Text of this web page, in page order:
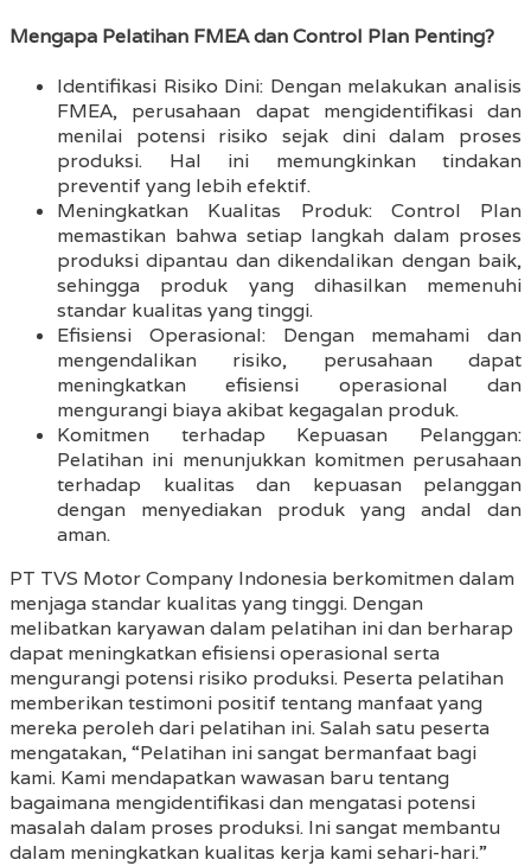
Mengapa Pelatihan FMEA dan Control Plan Penting?
Identifikasi Risiko Dini: Dengan melakukan analisis
FMEA, perusahaan dapat mengidentifikasi dan
menilai potensi risiko sejak dini dalam proses
produksi. Hal ini memungkinkan tindakan
preventif yang lebih efektif.
Meningkatkan Kualitas Produk: Control Plan
memastikan bahwa setiap langkah dalam proses
produksi dipantau dan dikendalikan dengan baik,
sehingga produk yang dihasilkan memenuhi
standar kualitas yang tinggi.
Efisiensi Operasional: Dengan memahami dan
mengendalikan risiko, perusahaan dapat
meningkatkan efisiensi operasional dan
mengurangi biaya akibat kegagalan produk.
Komitmen terhadap Kepuasan Pelanggan:
Pelatihan ini menunjukkan komitmen perusahaan
terhadap kualitas dan kepuasan pelanggan
dengan menyediakan produk yang andal dan
aman.
PT TVS Motor Company Indonesia berkomitmen dalam
menjaga standar kualitas yang tinggi. Dengan
melibatkan karyawan dalam pelatihan ini dan berharap
dapat meningkatkan efisiensi operasional serta
mengurangi potensi risiko produksi. Peserta pelatihan
memberikan testimoni positif tentang manfaat yang
mereka peroleh dari pelatihan ini. Salah satu peserta
mengatakan, “Pelatihan ini sangat bermanfaat bagi
kami. Kami mendapatkan wawasan baru tentang
bagaimana mengidentifikasi dan mengatasi potensi
masalah dalam proses produksi. Ini sangat membantu
dalam meningkatkan kualitas kerja kami sehari-hari.”